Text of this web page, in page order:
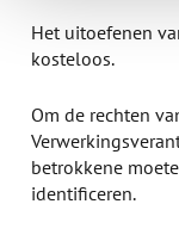
Het uitoefenen
kosteloos.
Om de rechten
betrokkene
identificeren.